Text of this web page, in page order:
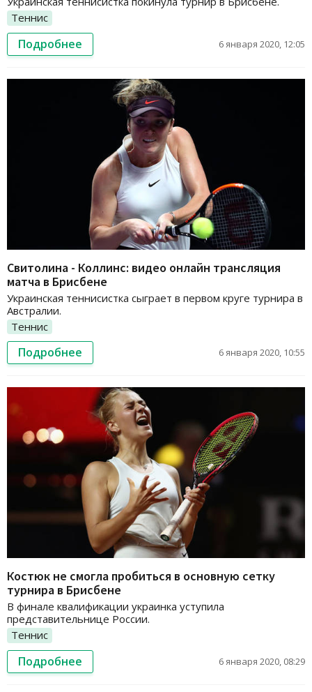
Теннис
Подробнее 6 января 2020, 12:05
Свитолина - Коллинс: видео онлайн трансляция
матча в Брисбене
Украинская теннисистка сыграет в первом круге турнира в
Австралии.
Теннис
Подробнее 6 января 2020, 10:55
Костюк не смогла пробиться в основную сетку
турнира в Брисбене
В финале квалификации украинка уступила
представительнице России.
Теннис
Подробнее 6 января 2020, 08:29